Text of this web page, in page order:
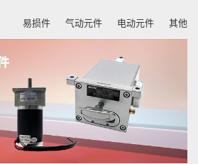
易损件 气动元件 电动元件 其他